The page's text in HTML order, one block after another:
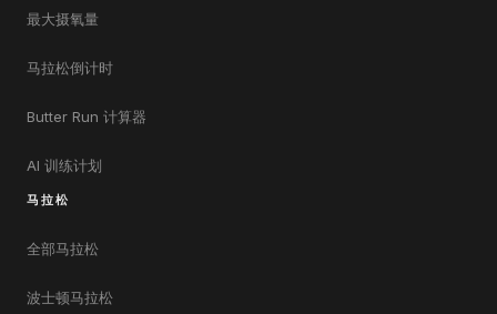
最大摄氧量
马拉松倒计时
Butter Run 计算器
AI 训练计划
马拉松
全部马拉松
波士顿马拉松